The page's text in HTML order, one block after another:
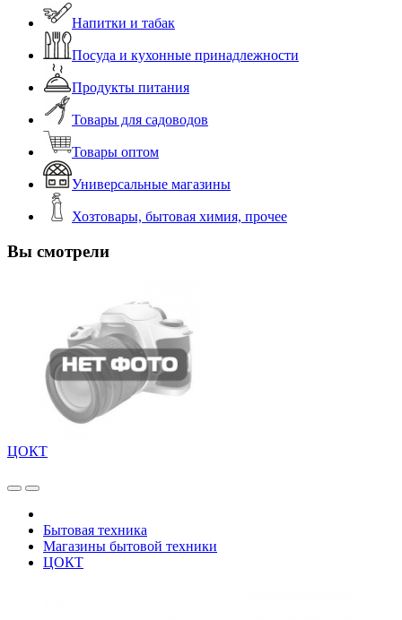
Напитки и табак
Посуда и кухонные принадлежности
Продукты питания
Товары для садоводов
Товары оптом
Универсальные магазины
Хозтовары, бытовая химия, прочее
Вы смотрели
ЦОКТ
Бытовая техника
Магазины бытовой техники
ЦОКТ